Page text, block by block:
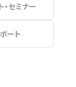
・セミナー
ート